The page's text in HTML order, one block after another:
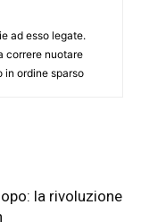
ad esso legate.
correre nuotare
in ordine sparso
la rivoluzione